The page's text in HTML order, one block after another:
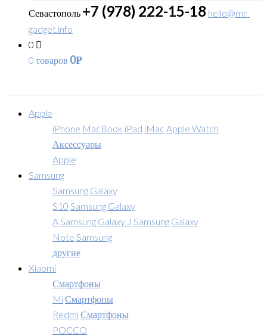
Севастополь +7 (978) 222-15-18 hello@mr-
gadget.info
0
0 товаров 0Р
Apple
iPhone MacBook iPad iMac Apple Watch
Аксессуары
Apple
Samsung
Samsung Galaxy
S10 Samsung Galaxy
A Samsung Galaxy J Samsung Galaxy
Note Samsung
другие
Xiaomi
Смартфоны
MiСмартфоны
RedmiСмартфоны
POCCO